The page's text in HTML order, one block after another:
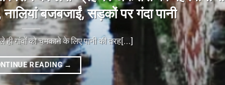
बजबजाईं, सड़कों पर गंदा पानी
गांवों को चमकाने के लिए पानी की तरह[...]
READING→